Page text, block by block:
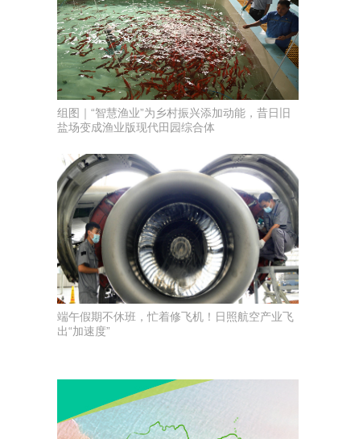
组图｜“智慧渔业”为乡村振兴添加动能，昔日旧
盐场变成渔业版现代田园综合体
端午假期不休班，忙着修飞机！日照航空产业飞
出“加速度”